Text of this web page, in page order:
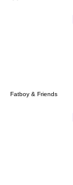
Fatboy & Friends